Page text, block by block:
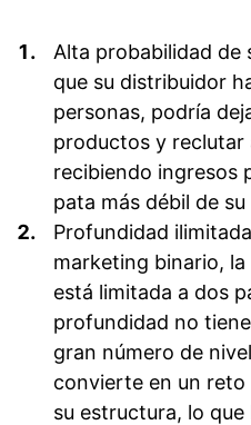
Alta probabilidad de
que su distribuidor
personas, podría
productos y reclutar
recibiendo ingresos
pata más débil de
Profundidad
marketing binario,
está limitada a dos
profundidad no
gran número de
convierte en un reto
su estructura, lo